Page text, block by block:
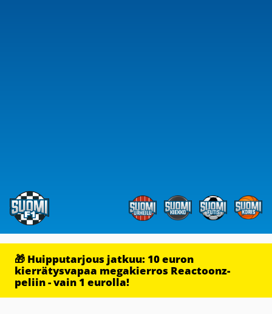
🎁 Huipputarjous jatkuu: 10 euron
kierrätysvapaa megakierros Reactoonz-
peliin - vain 1 eurolla!